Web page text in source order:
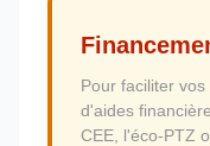
Pour faciliter
d'aides
CEE, l'éco-PTZ